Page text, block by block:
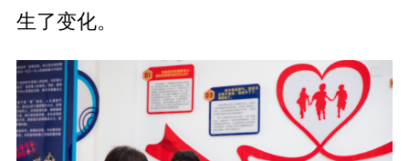
生了变化。